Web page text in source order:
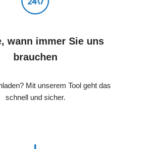
wann immer Sie uns
brauchen
Mit unserem Tool geht das
schnell und sicher.